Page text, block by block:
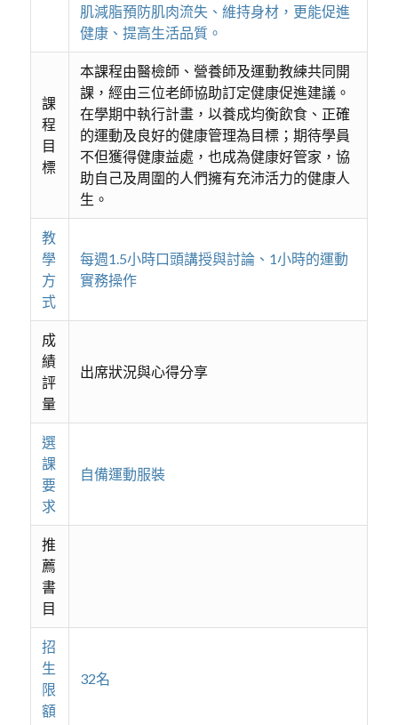
肌減脂預防肌肉流失、維持身材，更能促進
健康、提高生活品質。
課
程
目
標
本課程由醫檢師、營養師及運動教練共同開
課，經由三位老師協助訂定健康促進建議。
在學期中執行計畫，以養成均衡飲食、正確
的運動及良好的健康管理為目標；期待學員
不但獲得健康益處，也成為健康好管家，協
助自己及周圍的人們擁有充沛活力的健康人
生。
教
學
方
式
每週1.5小時口頭講授與討論、1小時的運動
實務操作
成
績
評
量
出席狀況與心得分享
選
課
要
求
自備運動服裝
推
薦
書
目
招
生
限
額
32名